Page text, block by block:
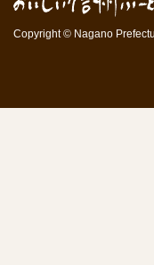
Copyright © Nagano